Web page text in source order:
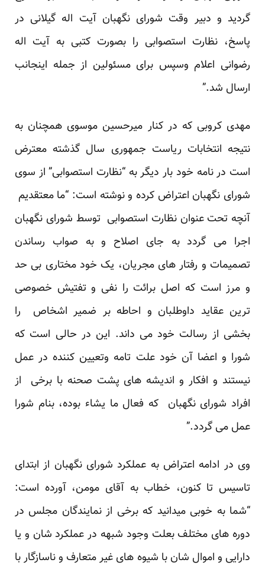
گردید و دبیر وقت شورای نگهبان آیت اله گیلانی در
پاسخ، نظارت استصوابی را بصورت کتبی به آیت اله
رضوانی اعلام وسپس برای مسئولین از جمله اینجانب
ارسال شد.”
مهدی کروبی که در کنار میرحسین موسوی همچنان به
نتیجه انتخابات ریاست جمهوری سال گذشته معترض
است در نامه خود بار دیگر به “نظارت استصوابی” از سوی
شورای نگهبان اعتراض کرده و نوشته است: “ما معتقدیم
آنچه تحت عنوان نظارت استصوابی توسط شورای نگهبان
اجرا می گردد به جای اصلاح و به صواب رساندن
تصمیمات و رفتار های مجریان، یک خود مختاری بی حد
و مرز است که اصل برائت را نفی و تفتیش خصوصی
ترین عقاید داوطلبان و احاطه بر ضمیر اشخاص را
بخشی از رسالت خود می داند. این در حالی است که
شورا و اعضا آن خود علت تامه وتعیین کننده در عمل
نیستند و افکار و اندیشه های پشت صحنه با برخی از
افراد شورای نگهبان که فعال ما یشاء بوده، بنام شورا
عمل می گردد.”
وی در ادامه اعتراض به عملکرد شورای نگهبان از ابتدای
تاسیس تا کنون، خطاب به آقای مومن، آورده است:
“شما به خوبی میدانید که برخی از نمایندگان مجلس در
دوره های مختلف بعلت وجود شبهه در عملکرد شان و یا
دارایی و اموال شان با شیوه های غیر متعارف و ناسازگار با